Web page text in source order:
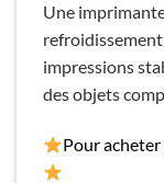
Une
impressions
des objets
Pour